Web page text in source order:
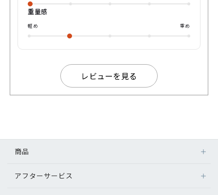
落ち着いた印象と顔立ちを引き締めスッキリした印象を与
え、特に日常使いしやすいカラーであり、ビジネスシーンか
らカジュアルなシーンといった幅広い場面でスタイルを選ば
ずに使用できる汎用性の良さもあります！ 個人的には細いメ
タルなので気付きにくいですが、ブラックの艶ありとマット
のグラデーションが自然とメガネの良さを引き出すところは
が強い方、女性やお顔の小さい方などにはよりオススメ！ あ
なたはところどころにある自然な変化にあなたは気づくだろ
うか？ 実際にその変化を気づき、さりげない特別感を出した
メガネを日常の一部にしていただきたい。 是非この機会にお
重量感
軽め 重め
レビューを見る
商品
アフターサービス